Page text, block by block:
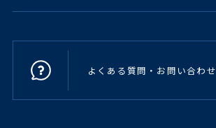
よくある質問・お問い合わせ